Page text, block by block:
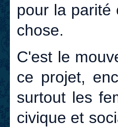
pour la parité
chose.
C'est le
ce projet,
surtout les
civique et